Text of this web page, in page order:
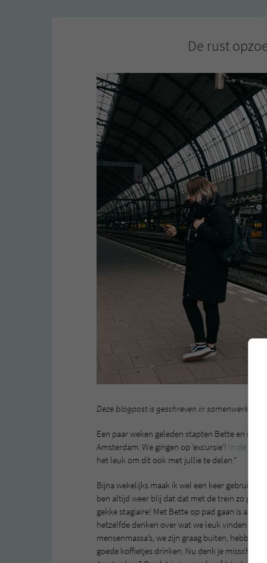
De rust
Deze blogpost is geschreven in samenwerking
Een paar weken geleden stapten Bette en ik
Amsterdam. We gingen op ‘excursie’! In de trein
het leuk om dit ook met jullie te delen.”
Bijna wekelijks maak ik wel een keer gebruik
ben altijd weer blij dat dat met de trein zo
gekke stagiaire! Met Bette op pad gaan is
hetzelfde denken over wat we leuk vinden om
mensenmassa’s, we zijn graag buiten, hebben
goede koffietjes drinken. Nu denk je